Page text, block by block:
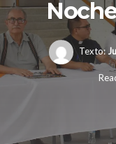
Texto: